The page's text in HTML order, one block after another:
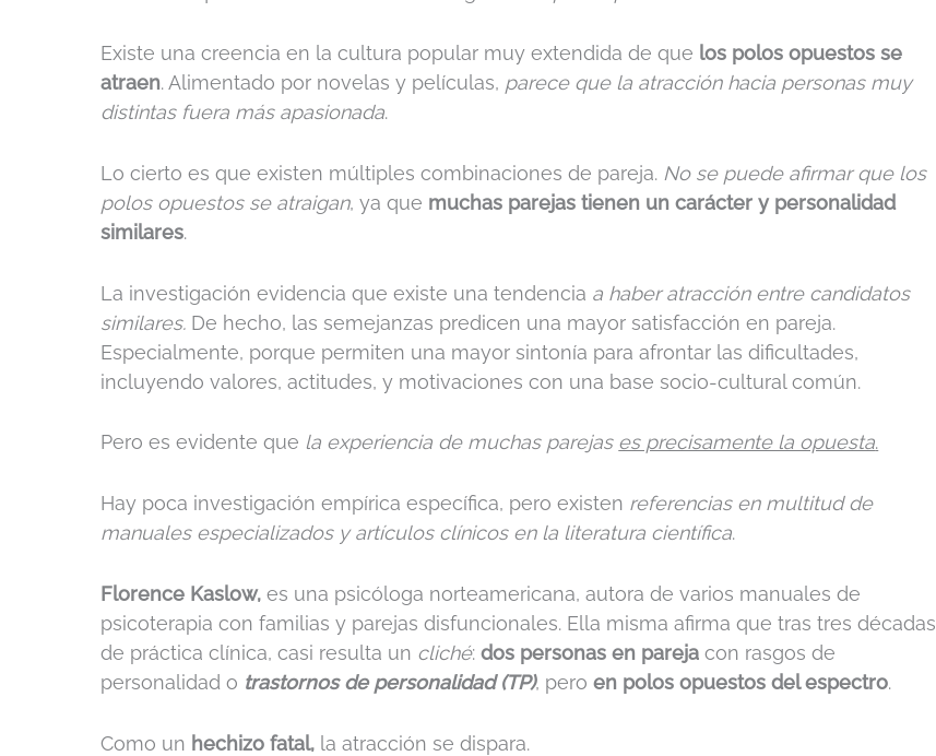
Existe una creencia en la cultura popular muy extendida de que los polos opuestos se
atraen. Alimentado por novelas y películas, parece que la atracción hacia personas muy
distintas fuera más apasionada.
Lo cierto es que existen múltiples combinaciones de pareja. No se puede afirmar que los
polos opuestos se atraigan, ya que muchas parejas tienen un carácter y personalidad
similares.
La investigación evidencia que existe una tendencia a haber atracción entre candidatos
similares. De hecho, las semejanzas predicen una mayor satisfacción en pareja.
Especialmente, porque permiten una mayor sintonía para afrontar las dificultades,
incluyendo valores, actitudes, y motivaciones con una base socio-cultural común.
Pero es evidente que la experiencia de muchas parejas es precisamente la opuesta.
Hay poca investigación empírica específica, pero existen referencias en multitud de
manuales especializados y artículos clínicos en la literatura científica.
Florence Kaslow, es una psicóloga norteamericana, autora de varios manuales de
psicoterapia con familias y parejas disfuncionales. Ella misma afirma que tras tres décadas
de práctica clínica, casi resulta un cliché:dos personas en parejacon rasgos de
personalidad o trastornos de personalidad (TP), peroen polos opuestos del espectro.
Como un hechizo fatal, la atracción se dispara.